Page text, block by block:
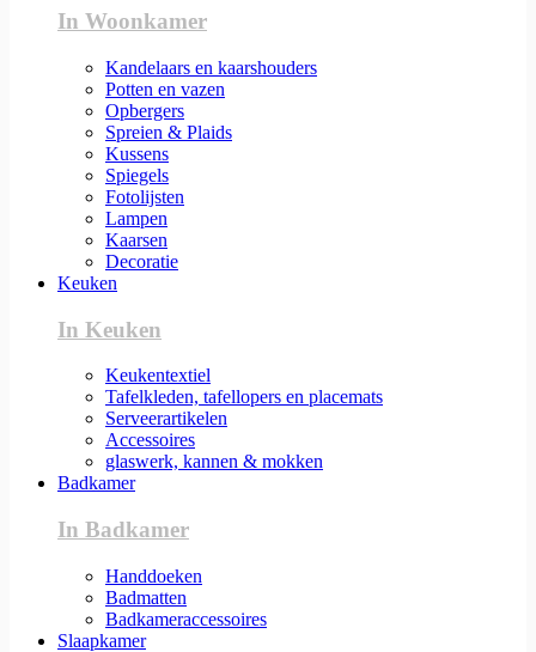
In Woonkamer
Kandelaars en kaarshouders
Potten en vazen
Opbergers
Spreien & Plaids
Kussens
Spiegels
Fotolijsten
Lampen
Kaarsen
Decoratie
Keuken
In Keuken
Keukentextiel
Tafelkleden, tafellopers en placemats
Serveerartikelen
Accessoires
glaswerk, kannen & mokken
Badkamer
In Badkamer
Handdoeken
Badmatten
Badkameraccessoires
Slaapkamer